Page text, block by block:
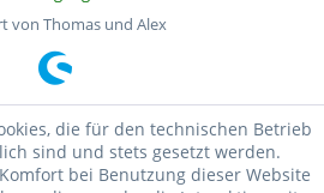
von Thomas und Alex
die für den technischen Betrieb
sind und stets gesetzt werden.
bei Benutzung dieser Website